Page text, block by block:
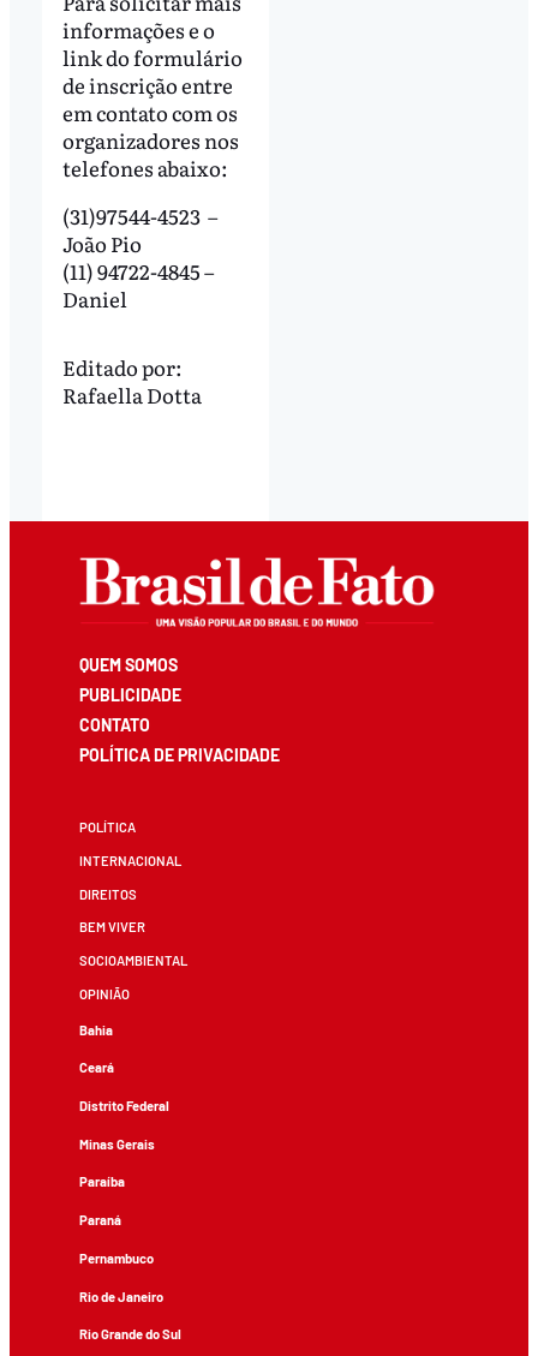
informações e o
link do formulário
de inscrição entre
em contato com os
organizadores nos
telefones abaixo:
(31)97544-4523 –
João Pio
(11) 94722-4845 –
Daniel
Editado por:
Rafaella Dotta
QUEM SOMOS
PUBLICIDADE
CONTATO
POLÍTICA DE PRIVACIDADE
POLÍTICA
INTERNACIONAL
DIREITOS
BEM VIVER
SOCIOAMBIENTAL
OPINIÃO
Bahia
Ceará
Distrito Federal
Minas Gerais
Paraíba
Paraná
Pernambuco
Rio de Janeiro
Rio Grande do Sul